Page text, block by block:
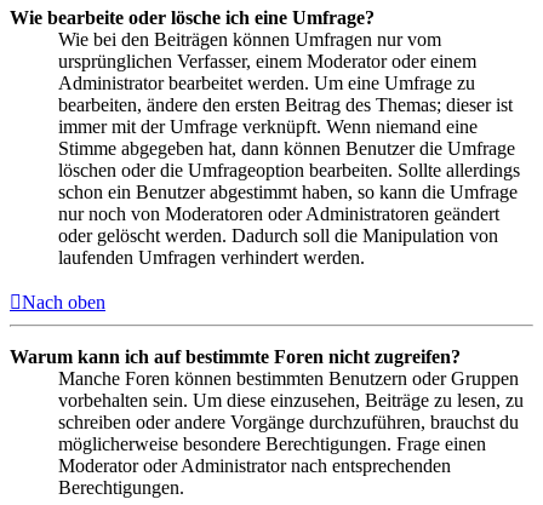
Wie bearbeite oder lösche ich eine Umfrage?
Wie bei den Beiträgen können Umfragen nur vom
ursprünglichen Verfasser, einem Moderator oder einem
Administrator bearbeitet werden. Um eine Umfrage zu
bearbeiten, ändere den ersten Beitrag des Themas; dieser ist
immer mit der Umfrage verknüpft. Wenn niemand eine
Stimme abgegeben hat, dann können Benutzer die Umfrage
löschen oder die Umfrageoption bearbeiten. Sollte allerdings
schon ein Benutzer abgestimmt haben, so kann die Umfrage
nur noch von Moderatoren oder Administratoren geändert
oder gelöscht werden. Dadurch soll die Manipulation von
laufenden Umfragen verhindert werden.
Nach oben
Warum kann ich auf bestimmte Foren nicht zugreifen?
Manche Foren können bestimmten Benutzern oder Gruppen
vorbehalten sein. Um diese einzusehen, Beiträge zu lesen, zu
schreiben oder andere Vorgänge durchzuführen, brauchst du
möglicherweise besondere Berechtigungen. Frage einen
Moderator oder Administrator nach entsprechenden
Berechtigungen.